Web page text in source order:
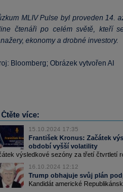
MLIV Pulse byl proveden 14.
čtenáři po celém světě, kteří
ekonomy a drobné investory.
Bloomberg; Obrázek vytvořen AI
Čtěte více:
15.10.2024 17:35
František Kronus: Začátek
období vyšší volatility
výsledkové sezóny za třetí čtvrtletí
16.10.2024 12:12
Trump obhajuje svůj plán
Kandidát americké